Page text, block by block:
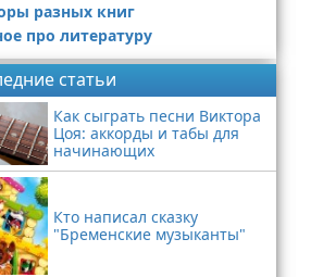
разных книг
про литературу
статьи
Как сыграть песни Виктора
Цоя: аккорды и табы для
начинающих
Кто написал сказку
"Бременские музыканты"